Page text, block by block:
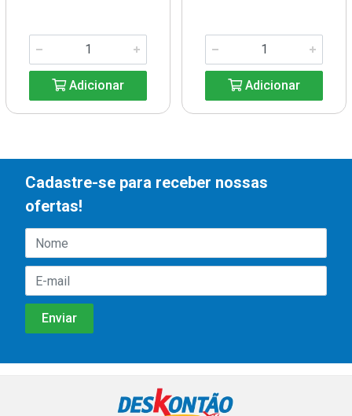
Adicionar Adicionar
Cadastre-se para receber nossas
ofertas!